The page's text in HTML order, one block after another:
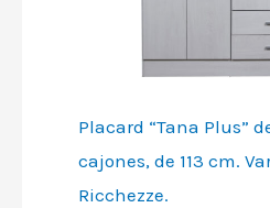
Placard “Tana Plus”
cajones, de 113 cm.
Ricchezze.